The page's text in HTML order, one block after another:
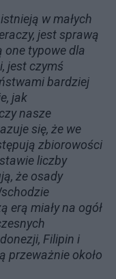
w małych
jest sprawą
one typowe dla
jest czymś
bardziej
jak
nasze
się, że we
zbiorowości
liczby
że osady
erą miały na ogół
Filipin i
przeważnie około